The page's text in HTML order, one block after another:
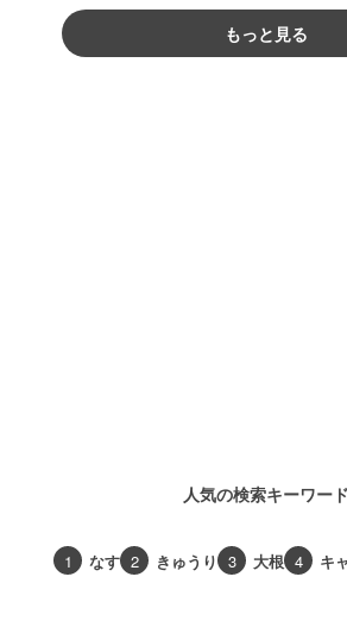
もっと見る
人気の検索キーワード
1 なす 2 きゅうり 3 大根 4 キ